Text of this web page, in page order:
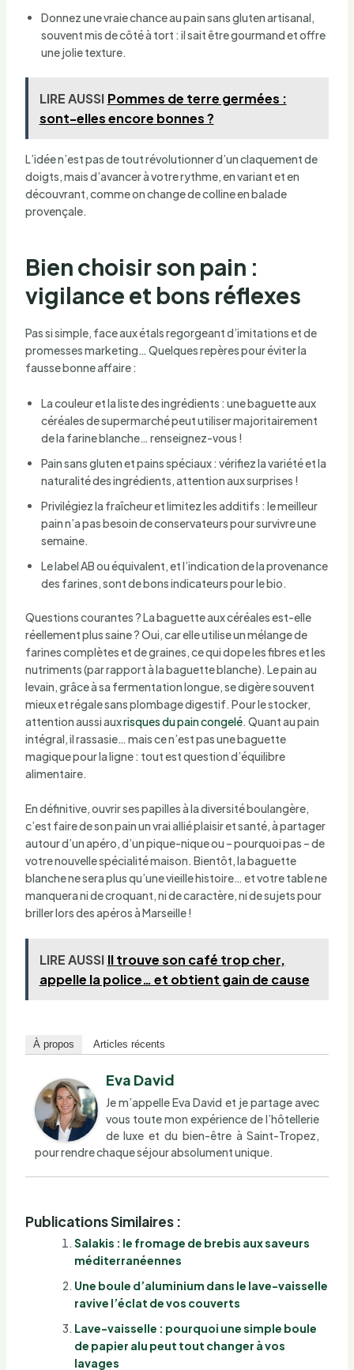
Donnez une vraie chance au pain sans gluten artisanal,
souvent mis de côté à tort : il sait être gourmand et offre
une jolie texture.
LIRE AUSSI Pommes de terre germées :
sont-elles encore bonnes ?
L’idée n’est pas de tout révolutionner d’un claquement de
doigts, mais d’avancer à votre rythme, en variant et en
découvrant, comme on change de colline en balade
provençale.
Bien choisir son pain :
vigilance et bons réflexes
Pas si simple, face aux étals regorgeant d’imitations et de
promesses marketing… Quelques repères pour éviter la
fausse bonne affaire :
La couleur et la liste des ingrédients : une baguette aux
céréales de supermarché peut utiliser majoritairement
de la farine blanche… renseignez-vous !
Pain sans gluten et pains spéciaux : vérifiez la variété et la
naturalité des ingrédients, attention aux surprises !
Privilégiez la fraîcheur et limitez les additifs : le meilleur
pain n’a pas besoin de conservateurs pour survivre une
semaine.
Le label AB ou équivalent, et l’indication de la provenance
des farines, sont de bons indicateurs pour le bio.
Questions courantes ? La baguette aux céréales est-elle
réellement plus saine ? Oui, car elle utilise un mélange de
farines complètes et de graines, ce qui dope les fibres et les
nutriments (par rapport à la baguette blanche). Le pain au
levain, grâce à sa fermentation longue, se digère souvent
mieux et régale sans plombage digestif. Pour le stocker,
attention aussi auxrisques du pain congelé. Quant au pain
intégral, il rassasie… mais ce n’est pas une baguette
magique pour la ligne : tout est question d’équilibre
alimentaire.
En définitive, ouvrir ses papilles à la diversité boulangère,
c’est faire de son pain un vrai allié plaisir et santé, à partager
autour d’un apéro, d’un pique-nique ou – pourquoi pas – de
votre nouvelle spécialité maison. Bientôt, la baguette
blanche ne sera plus qu’une vieille histoire… et votre table ne
manquera ni de croquant, ni de caractère, ni de sujets pour
briller lors des apéros à Marseille !
LIRE AUSSI Il trouve son café trop cher,
appelle la police… et obtient gain de cause
À propos Articles récents
Eva David
Je m’appelle Eva David et je partage avec
vous toute mon expérience de l’hôtellerie
de luxe et du bien-être à Saint-Tropez,
pour rendre chaque séjour absolument unique.
Publications Similaires :
Salakis : le fromage de brebis aux saveurs
méditerranéennes
Une boule d’aluminium dans le lave-vaisselle
ravive l’éclat de vos couverts
Lave-vaisselle : pourquoi une simple boule
de papier alu peut tout changer à vos
lavages